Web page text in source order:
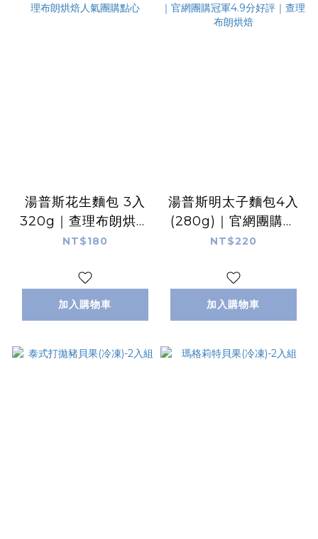
湯普斯花生麵包 3入
320g｜查理布朗烘焙
人氣團購點心
NT$180
加入購物車
湯普斯明太子麵包4入
(280g)｜官網團購冠
軍4.9分好評｜查理布
NT$220
加入購物車